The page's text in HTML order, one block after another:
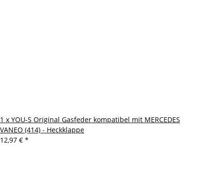
1 x YOU-S Original Gasfeder kompatibel mit MERCEDES
VANEO (414) - Heckklappe
12,97 € *